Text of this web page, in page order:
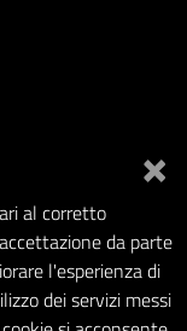
×
al corretto
da parte
l'esperienza di
dei servizi messi